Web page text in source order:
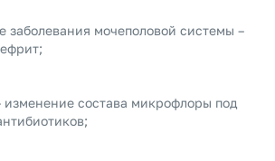
заболевания мочеполовой системы –
изменение состава микрофлоры под